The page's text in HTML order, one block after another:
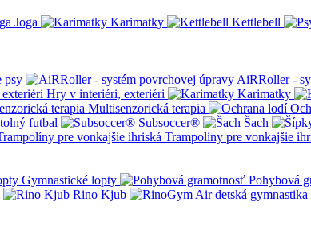
Joga Karimatky Kettlebell
psy AiRRoller -
Hry v interiéri, exteriéri Karimatky
Multisenzorická terapia
futbal Subsoccer® Šach
Trampolíny pre vonkajšie
Gymnastické lopty Pohybová
Rino Kjub